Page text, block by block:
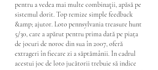
pentru a vedea mai multe combinaţii, apăsă pe
sistemul dorit. Top remize simple feedback
&amp; ajutor. Loto pennsylvania treasure hunt
5/30, care a apărut pentru prima dată pe piața
de jocuri de noroc din sua în 2007, oferă
extrageri în fiecare zi a săptămânii. În cadrul
acestui joc de loto jucătorii trebuie să indice